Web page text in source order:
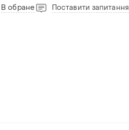
В обране Поставити запитання